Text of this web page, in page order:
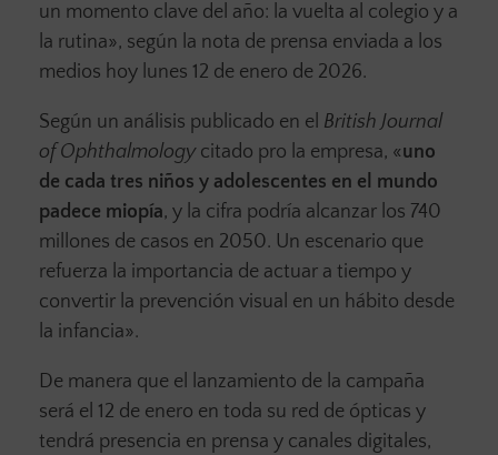
un momento clave del año: la vuelta al colegio y a
la rutina», según la nota de prensa enviada a los
medios hoy lunes 12 de enero de 2026.
Según un análisis publicado en el British Journal
of Ophthalmologycitado pro la empresa, «uno
de cada tres niños y adolescentes en el mundo
padece miopía, y la cifra podría alcanzar los 740
millones de casos en 2050. Un escenario que
refuerza la importancia de actuar a tiempo y
convertir la prevención visual en un hábito desde
la infancia».
De manera que el lanzamiento de la campaña
será el 12 de enero en toda su red de ópticas y
tendrá presencia en prensa y canales digitales,